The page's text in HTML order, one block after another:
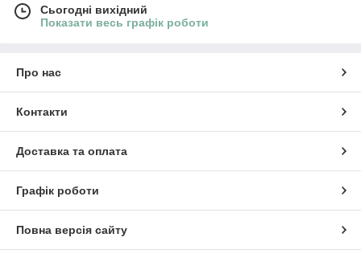
Сьогодні вихідний
Показати весь графік роботи
Про нас
Контакти
Доставка та оплата
Графік роботи
Повна версія сайту